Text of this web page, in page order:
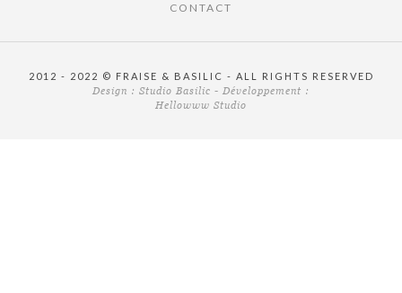
CONTACT
2012 - 2022 © FRAISE & BASILIC - ALL RIGHTS RESERVED
Design : Studio Basilic - Développement :
Hellowww Studio